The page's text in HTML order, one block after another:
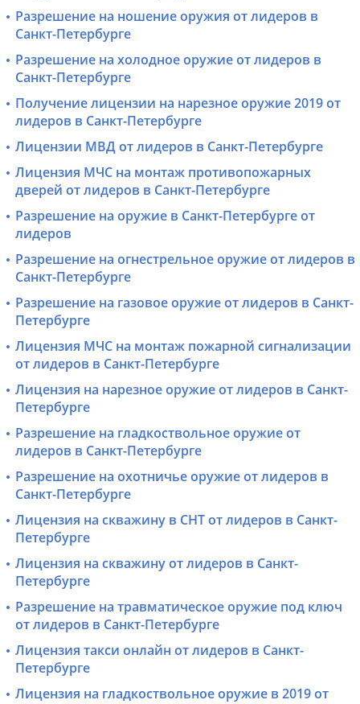
Разрешение на ношение оружия от лидеров в
Санкт-Петербурге
Разрешение на холодное оружие от лидеров в
Санкт-Петербурге
Получение лицензии на нарезное оружие 2019 от
лидеров в Санкт-Петербурге
Лицензии МВД от лидеров в Санкт-Петербурге
Лицензия МЧС на монтаж противопожарных
дверей от лидеров в Санкт-Петербурге
Разрешение на оружие в Санкт-Петербурге от
лидеров
Разрешение на огнестрельное оружие от лидеров в
Санкт-Петербурге
Разрешение на газовое оружие от лидеров в Санкт-
Петербурге
Лицензия МЧС на монтаж пожарной сигнализации
от лидеров в Санкт-Петербурге
Лицензия на нарезное оружие от лидеров в Санкт-
Петербурге
Разрешение на гладкоствольное оружие от
лидеров в Санкт-Петербурге
Разрешение на охотничье оружие от лидеров в
Санкт-Петербурге
Лицензия на скважину в СНТ от лидеров в Санкт-
Петербурге
Лицензия на скважину от лидеров в Санкт-
Петербурге
Разрешение на травматическое оружие под ключ
от лидеров в Санкт-Петербурге
Лицензия такси онлайн от лидеров в Санкт-
Петербурге
Лицензия на гладкоствольное оружие в 2019 от